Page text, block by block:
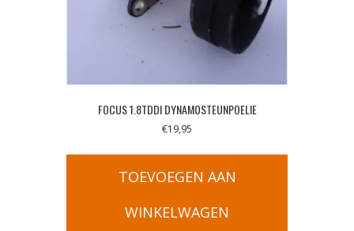
FOCUS 1.8TDDI DYNAMOSTEUNPOELIE
€19,95
TOEVOEGEN AAN
WINKELWAGEN